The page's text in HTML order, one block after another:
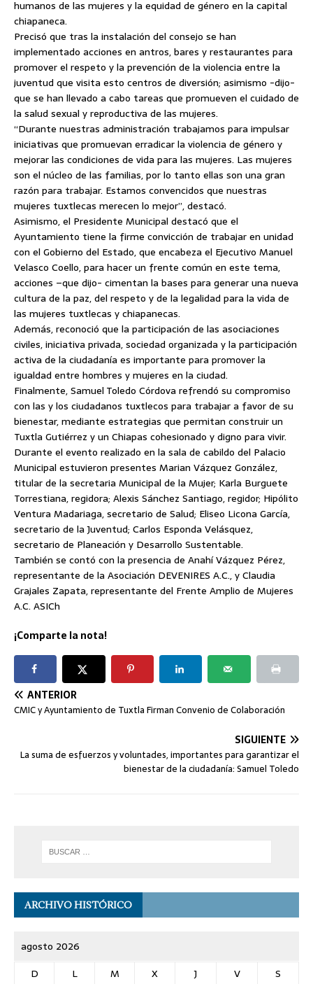
humanos de las mujeres y la equidad de género en la capital
chiapaneca.
Precisó que tras la instalación del consejo se han
implementado acciones en antros, bares y restaurantes para
promover el respeto y la prevención de la violencia entre la
juventud que visita esto centros de diversión; asimismo -dijo-
que se han llevado a cabo tareas que promueven el cuidado de
la salud sexual y reproductiva de las mujeres.
“Durante nuestras administración trabajamos para impulsar
iniciativas que promuevan erradicar la violencia de género y
mejorar las condiciones de vida para las mujeres. Las mujeres
son el núcleo de las familias, por lo tanto ellas son una gran
razón para trabajar. Estamos convencidos que nuestras
mujeres tuxtlecas merecen lo mejor”, destacó.
Asimismo, el Presidente Municipal destacó que el
Ayuntamiento tiene la firme convicción de trabajar en unidad
con el Gobierno del Estado, que encabeza el Ejecutivo Manuel
Velasco Coello, para hacer un frente común en este tema,
acciones –que dijo- cimentan la bases para generar una nueva
cultura de la paz, del respeto y de la legalidad para la vida de
las mujeres tuxtlecas y chiapanecas.
Además, reconoció que la participación de las asociaciones
civiles, iniciativa privada, sociedad organizada y la participación
activa de la ciudadanía es importante para promover la
igualdad entre hombres y mujeres en la ciudad.
Finalmente, Samuel Toledo Córdova refrendó su compromiso
con las y los ciudadanos tuxtlecos para trabajar a favor de su
bienestar, mediante estrategias que permitan construir un
Tuxtla Gutiérrez y un Chiapas cohesionado y digno para vivir.
Durante el evento realizado en la sala de cabildo del Palacio
Municipal estuvieron presentes Marian Vázquez González,
titular de la secretaria Municipal de la Mujer; Karla Burguete
Torrestiana, regidora; Alexis Sánchez Santiago, regidor; Hipólito
Ventura Madariaga, secretario de Salud; Eliseo Licona García,
secretario de la Juventud; Carlos Esponda Velásquez,
secretario de Planeación y Desarrollo Sustentable.
También se contó con la presencia de Anahí Vázquez Pérez,
representante de la Asociación DEVENIRES A.C., y Claudia
Grajales Zapata, representante del Frente Amplio de Mujeres
A.C. ASICh
¡Comparte la nota!
ANTERIOR
CMIC y Ayuntamiento de Tuxtla Firman Convenio de Colaboración
SIGUIENTE
La suma de esfuerzos y voluntades, importantes para garantizar el
bienestar de la ciudadanía: Samuel Toledo
ARCHIVO HISTÓRICO
agosto 2026
D
L M X J V
S